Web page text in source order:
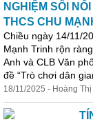
NGHIỆM SÔI
THCS CHU
Chiều ngày 14/11/
Mạnh Trinh rộn
Anh và CLB Văn
đề “Trò chơi dân
18/11/2025 - Hoàng